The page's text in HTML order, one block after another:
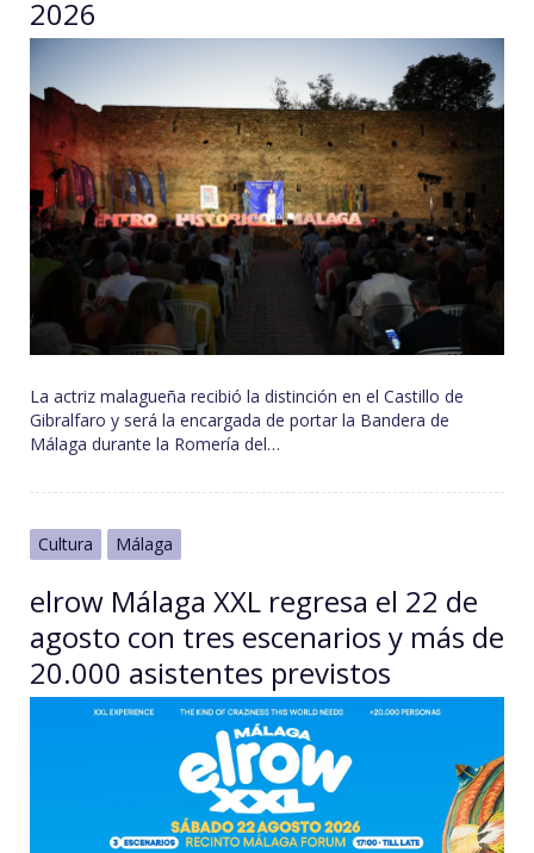
2026
La actriz malagueña recibió la distinción en el Castillo de
Gibralfaro y será la encargada de portar la Bandera de
Málaga durante la Romería del…
Cultura Málaga
elrow Málaga XXL regresa el 22 de
agosto con tres escenarios y más de
20.000 asistentes previstos